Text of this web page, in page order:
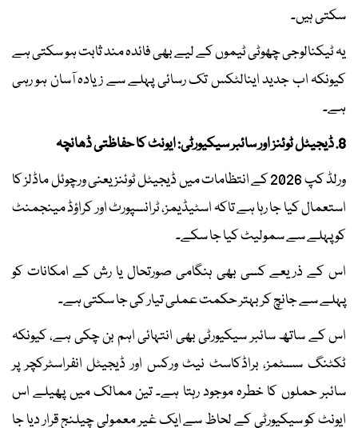
سکتی ہیں۔
یہ ٹیکنالوجی چھوٹی ٹیموں کے لیے بھی فائدہ مند ثابت ہو سکتی ہے
کیونکہ اب جدید اینالٹکس تک رسائی پہلے سے زیادہ آسان ہو رہی
ہے۔
8. ڈیجیٹل ٹوئنز اور سائبر سیکیورٹی: ایونٹ کا حفاظتی ڈھانچہ
ورلڈ کپ 2026 کے انتظامات میں ڈیجیٹل ٹوئنز یعنی ورچوئل ماڈلز کا
استعمال کیا جا رہا ہے تاکہ اسٹیڈیمز، ٹرانسپورٹ اور کراؤڈ مینجمنٹ
کو پہلے سے سمولیٹ کیا جا سکے۔
اس کے ذریعے کسی بھی ہنگامی صورتحال یا رش کے امکانات کو
پہلے سے جانچ کر بہتر حکمت عملی تیار کی جا سکتی ہے۔
اس کے ساتھ سائبر سیکیورٹی بھی انتہائی اہم بن چکی ہے، کیونکہ
ٹکٹنگ سسٹمز، براڈکاسٹ نیٹ ورکس اور ڈیجیٹل انفراسٹرکچر پر
سائبر حملوں کا خطرہ موجود رہتا ہے۔ تین ممالک میں پھیلے اس
ایونٹ کو سیکیورٹی کے لحاظ سے ایک غیر معمولی چیلنج قرار دیا جا